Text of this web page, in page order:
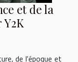
et de la
de l'époque et